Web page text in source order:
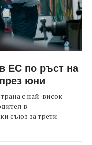
ЕС по ръст на
юни
с най-висок
в
съюз за трети